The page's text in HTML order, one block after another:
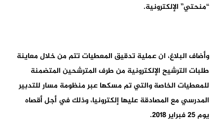
“منحتي” الإلكترونية.
وأضاف البلاغ، ان عملية تدقيق المعطيات تتم من خلال معاينة
طلبات الترشيح الإلكترونية من طرف المترشحين المتضمنة
للمعطيات الخاصة والتي تم مسكها عبر منظومة مسار للتدبير
المدرسي مع المصادقة عليها إلكترونيا، وذلك في أجل أقصاه
يوم 25 فبراير 2018.